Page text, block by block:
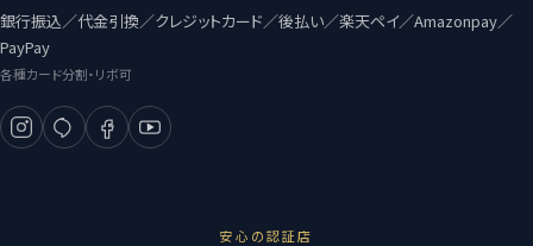
銀行振込／代金引換／クレジットカード／後払い／楽天ペイ／Amazonpay／
PayPay
各種カード分割・リボ可
安心の認証店